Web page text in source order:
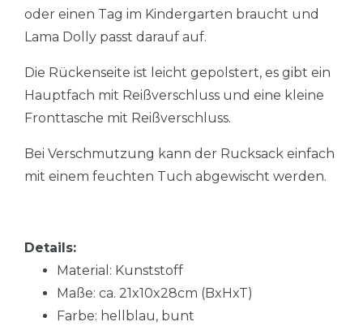
oder einen Tag im Kindergarten braucht und
Lama Dolly passt darauf auf.
Die Rückenseite ist leicht gepolstert, es gibt ein
Hauptfach mit Reißverschluss und eine kleine
Fronttasche mit Reißverschluss.
Bei Verschmutzung kann der Rucksack einfach
mit einem feuchten Tuch abgewischt werden.
Details:
Material: Kunststoff
Maße: ca. 21x10x28cm (BxHxT)
Farbe: hellblau, bunt